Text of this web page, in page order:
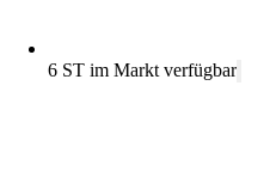
6 ST im Markt verfügbar